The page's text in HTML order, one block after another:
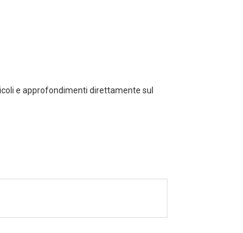
e approfondimenti direttamente sul